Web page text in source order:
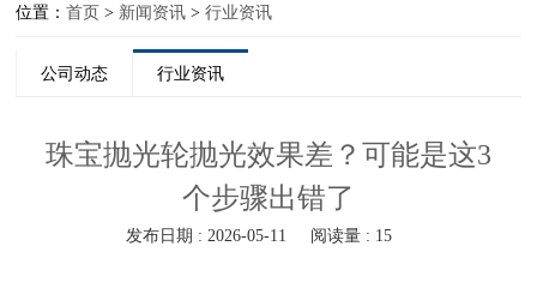
位置：首页 > 新闻资讯 >行业资讯
公司动态 行业资讯
珠宝抛光轮抛光效果差？可能是这3
个步骤出错了
发布日期 : 2026-05-11 阅读量 : 15